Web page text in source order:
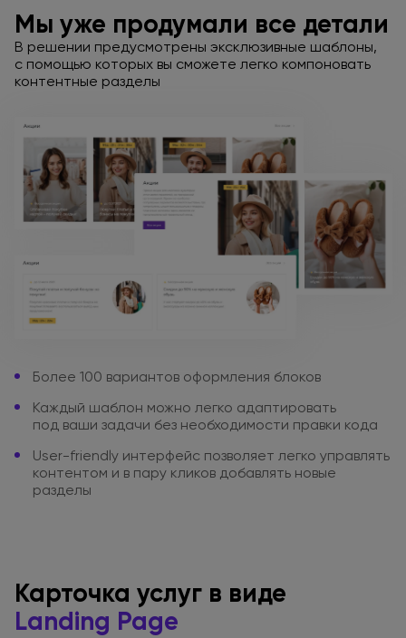
Мы уже продумали все детали
В решении предусмотрены эксклюзивные шаблоны,
с помощью которых вы сможете легко компоновать
контентные разделы
Более 100 вариантов оформления блоков
Каждый шаблон можно легко адаптировать
под ваши задачи без необходимости правки кода
User-friendly интерфейс позволяет легко управлять
контентом и в пару кликов добавлять новые
разделы
Карточка услуг в виде
Landing Page